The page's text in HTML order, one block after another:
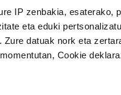
IP zenbakia, esaterako,
eta eduki
datuak nork eta
Cookie